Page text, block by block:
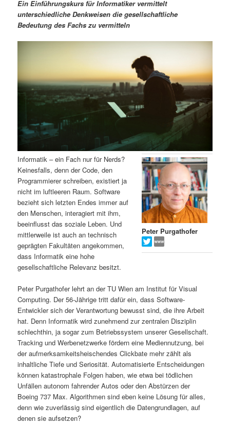
ä
r
n
n
l
t
s
p
r
i
n
g
e
n
n
d
r
n
h
a
l
t
s
p
r
i
n
g
e
n
a
v
i
o
Ein Einführungskurs für Informatiker vermittelt
unterschiedliche Denkweisen die gesellschaftliche
Bedeutung des Fachs zu vermitteln
Peter Purgathofer
Informatik – ein Fach nur für Nerds?
Keinesfalls, denn der Code, den
Programmierer schreiben, existiert ja
nicht im luftleeren Raum. Software
bezieht sich letzten Endes immer auf
den Menschen, interagiert mit ihm,
beeinflusst das soziale Leben. Und
mittlerweile ist auch an technisch
geprägten Fakultäten angekommen,
dass Informatik eine hohe
gesellschaftliche Relevanz besitzt.
Peter Purgathofer lehrt an der TU Wien am Institut für Visual
Computing. Der 56-Jährige tritt dafür ein, dass Software-
Entwickler sich der Verantwortung bewusst sind, die ihre Arbeit
hat. Denn Informatik wird zunehmend zur zentralen Disziplin
schlechthin, ja sogar zum Betriebssystem unserer Gesellschaft.
Tracking und Werbenetzwerke fördern eine Mediennutzung, bei
der aufmerksamkeitsheischendes Clickbate mehr zählt als
inhaltliche Tiefe und Seriosität. Automatisierte Entscheidungen
können katastrophale Folgen haben, wie etwa bei tödlichen
Unfällen autonom fahrender Autos oder den Abstürzen der
Boeing 737 Max. Algorithmen sind eben keine Lösung für alles,
denn wie zuverlässig sind eigentlich die Datengrundlagen, auf
denen sie aufsetzen?